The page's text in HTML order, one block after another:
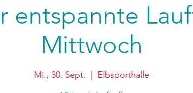
entspannte
Mittwoch
Mi., 30. Sept. Elbsporthalle